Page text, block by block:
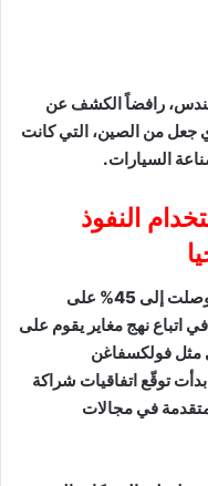
رافضاً الكشف عن
جعل من الصين، التي كانت
السيارات.
النفوذ
بعد أن فرضت بروكسل تعريفات جمركية وصلت إلى 45% على
في اتباع نهج مغاير يقوم على
مثل فولكسفاغن
توقّع اتفاقيات شراكة
متقدمة في مجالات